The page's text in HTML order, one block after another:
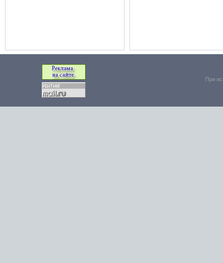
При